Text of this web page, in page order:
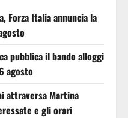
Forza Italia annuncia la
pubblica il bando alloggi
agosto
attraversa Martina
e gli orari